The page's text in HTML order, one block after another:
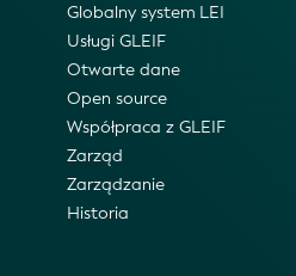
Globalny system LEI
Usługi GLEIF
Otwarte dane
Open source
Współpraca z GLEIF
Zarząd
Zarządzanie
Historia